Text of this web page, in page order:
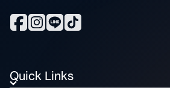
Quick Links